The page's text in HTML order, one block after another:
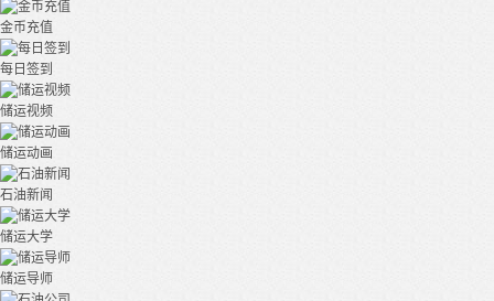
金币充值
每日签到
储运视频
储运动画
石油新闻
储运大学
储运导师